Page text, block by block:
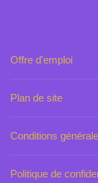
Offre d'emploi
Plan de site
Conditions
Politique de